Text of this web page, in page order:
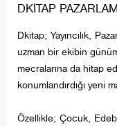
DKİTAP
Dkitap; Yayıncılık,
uzman bir ekibin
mecralarına da hitap
konumlandırdığı yeni
Özellikle; Çocuk,